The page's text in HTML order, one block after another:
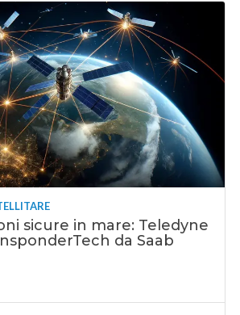
sicure in mare: Teledyne
da Saab